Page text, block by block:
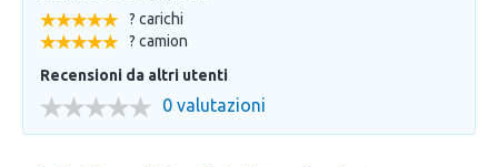
? carichi
? camion
Recensioni da altri utenti
0 valutazioni